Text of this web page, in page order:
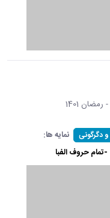
1401
دگرگونی
نمایه ها:
-تمام حروف الفبا